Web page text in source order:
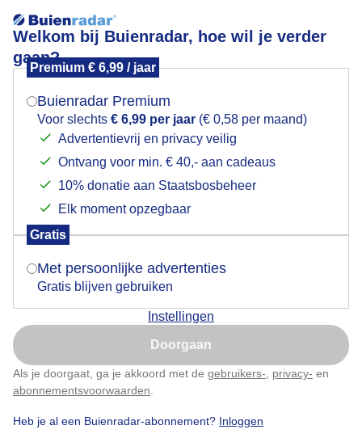
Welkom bij Buienradar, hoe wil je verder
gaan?
Premium € 6,99 / jaar
Buienradar Premium
Voor slechts € 6,99 per jaar (€ 0,58 per maand)
Advertentievrij en privacy veilig
Ontvang voor min. € 40,- aan cadeaus
10% donatie aan Staatsbosbeheer
Elk moment opzegbaar
Gratis
Met persoonlijke advertenties
Gratis blijven gebruiken
Instellingen
Doorgaan
Als je doorgaat, ga je akkoord met de gebruikers- privacy- en
abonnementsvoorwaarden
Heb je al een Buienradar-abonnement? Inloggen
Mist rond 15.00 uur
Mogen we je locatie gebruiken voor het
Indien je hier nog geen akkoord op hebt gegeven,
verschijnt er zo een pop-up uit je browser waarin
Is goed, toon de popup
Nu niet, misschien later
Klik hierom dit aan te passen